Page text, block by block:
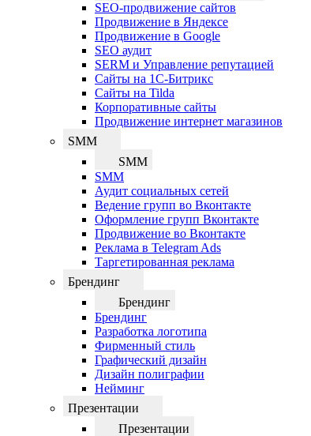
SEO-продвижение сайтов
Продвижение в Яндексе
Продвижение в Google
SEO аудит
SERM и Управление репутацией
Сайты на 1С-Битрикс
Сайты на Tilda
Корпоративные сайты
Продвижение интернет магазинов
SMM
SMM
SMM
Аудит социальных сетей
Ведение групп во Вконтакте
Оформление групп Вконтакте
Продвижение во Вконтакте
Реклама в Telegram Ads
Таргетированная реклама
Брендинг
Брендинг
Брендинг
Разработка логотипа
Фирменный стиль
Графический дизайн
Дизайн полиграфии
Нейминг
Презентации
Презентации